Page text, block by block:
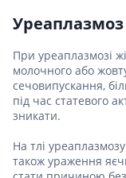
Уреаплазмоз
При уреаплазмозі
молочного або
сечовипускання,
під час статевого
зникати.
На тлі
також ураження